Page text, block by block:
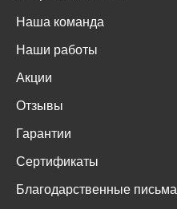
Наша команда
Наши работы
Акции
Отзывы
Гарантии
Сертификаты
Благодарственные письма